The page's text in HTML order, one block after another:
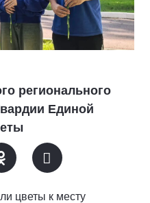
регионального
Единой
цветы к месту